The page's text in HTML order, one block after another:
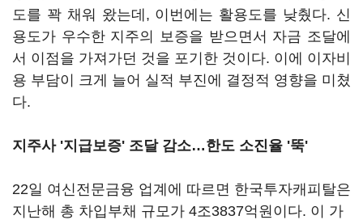
도를 꽉 채워 왔는데, 이번에는 활용도를 낮췄다. 신
용도가 우수한 지주의 보증을 받으면서 자금 조달에
서 이점을 가져가던 것을 포기한 것이다. 이에 이자비
용 부담이 크게 늘어 실적 부진에 결정적 영향을 미쳤
다.
지주사 '지급보증' 조달 감소…한도 소진율 '뚝'
22일 여신전문금융 업계에 따르면 한국투자캐피탈은
지난해 총 차입부채 규모가 4조3837억원이다. 이 가